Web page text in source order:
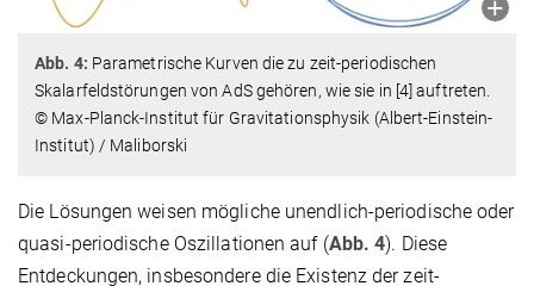
Abb. 4: Parametrische Kurven die zu zeit-periodischen
Skalarfeldstörungen von AdS gehören, wie sie in [4] auftreten.
© Max-Planck-Institut für Gravitationsphysik (Albert-Einstein-
Institut) / Maliborski
Die Lösungen weisen mögliche unendlich-periodische oder
quasi-periodische Oszillationen auf (Abb. 4). Diese
Entdeckungen, insbesondere die Existenz der zeit-